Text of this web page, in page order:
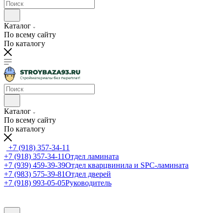
Каталог
По всему сайту
По каталогу
Каталог
По всему сайту
По каталогу
+7 (918) 357-34-11
+7 (918) 357-34-11Отдел ламината
+7 (939) 459-39-39Отдел кварцвинила и SPC-ламината
+7 (983) 575-39-81Отдел дверей
+7 (918) 993-05-05Руководитель